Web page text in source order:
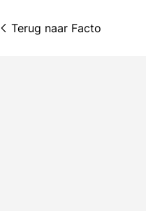
Terug naar Facto